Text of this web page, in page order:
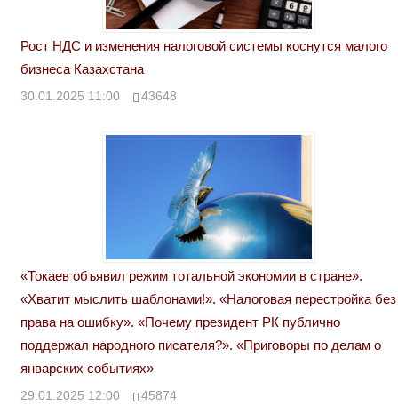
Рост НДС и изменения налоговой системы коснутся малого
бизнеса Казахстана
30.01.2025 11:00 43648
«Токаев объявил режим тотальной экономии в стране».
«Хватит мыслить шаблонами!». «Налоговая перестройка без
права на ошибку». «Почему президент РК публично
поддержал народного писателя?». «Приговоры по делам о
январских событиях»
29.01.2025 12:00 45874